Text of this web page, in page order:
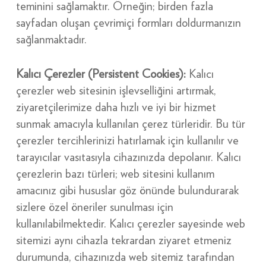
teminini sağlamaktır. Örneğin; birden fazla
sayfadan oluşan çevrimiçi formları doldurmanızın
sağlanmaktadır.
Kalıcı Çerezler (Persistent Cookies):Kalıcı
çerezler web sitesinin işlevselliğini artırmak,
ziyaretçilerimize daha hızlı ve iyi bir hizmet
sunmak amacıyla kullanılan çerez türleridir. Bu tür
çerezler tercihlerinizi hatırlamak için kullanılır ve
tarayıcılar vasıtasıyla cihazınızda depolanır. Kalıcı
çerezlerin bazı türleri; web sitesini kullanım
amacınız gibi hususlar göz önünde bulundurarak
sizlere özel öneriler sunulması için
kullanılabilmektedir. Kalıcı çerezler sayesinde web
sitemizi aynı cihazla tekrardan ziyaret etmeniz
durumunda, cihazınızda web sitemiz tarafından